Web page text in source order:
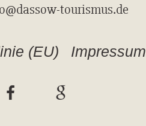
tourismus.de
(EU) Impressum